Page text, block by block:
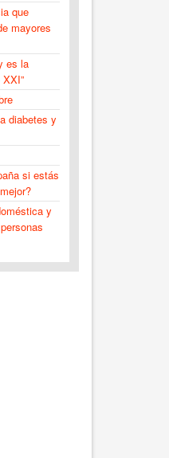
que
mayores
es la
diabetes y
si estás
y